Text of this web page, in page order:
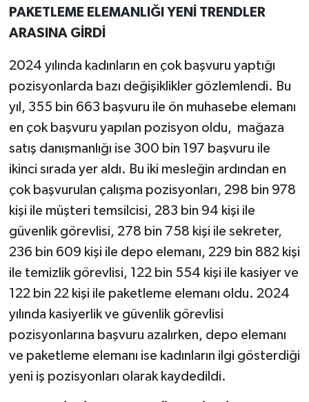
PAKETLEME ELEMANLIĞI YENİ TRENDLER
ARASINA GİRDİ
2024 yılında kadınların en çok başvuru yaptığı
pozisyonlarda bazı değişiklikler gözlemlendi. Bu
yıl, 355 bin 663 başvuru ile ön muhasebe elemanı
en çok başvuru yapılan pozisyon oldu, mağaza
satış danışmanlığı ise 300 bin 197 başvuru ile
ikinci sırada yer aldı. Bu iki mesleğin ardından en
çok başvurulan çalışma pozisyonları, 298 bin 978
kişi ile müşteri temsilcisi, 283 bin 94 kişi ile
güvenlik görevlisi, 278 bin 758 kişi ile sekreter,
236 bin 609 kişi ile depo elemanı, 229 bin 882 kişi
ile temizlik görevlisi, 122 bin 554 kişi ile kasiyer ve
122 bin 22 kişi ile paketleme elemanı oldu. 2024
yılında kasiyerlik ve güvenlik görevlisi
pozisyonlarına başvuru azalırken, depo elemanı
ve paketleme elemanı ise kadınların ilgi gösterdiği
yeni iş pozisyonları olarak kaydedildi.